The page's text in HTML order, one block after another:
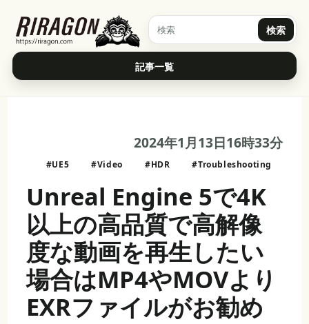
検索
記事一覧
2024年1月13日16時33分
#UE5 #Video #HDR #Troubleshooting
Unreal Engine 5で4K
以上の高品質で高解像
度な動画を再生したい
場合はMP4やMOVより
EXRファイルがお勧め